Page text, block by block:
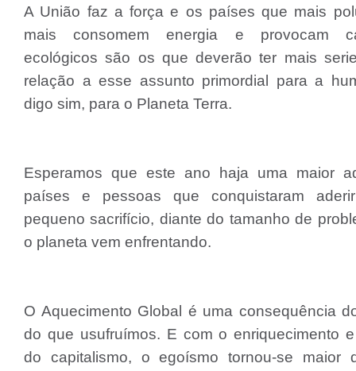
A União faz a força e os países que mais
mais consomem energia e provocam
ecológicos são os que deverão ter mais
relação a esse assunto primordial para a
digo sim, para o Planeta Terra.
Esperamos que este ano haja uma maior
países e pessoas que conquistaram
pequeno sacrifício, diante do tamanho de
o planeta vem enfrentando.
O Aquecimento Global é uma consequência
do que usufruímos. E com o enriquecimento
do capitalismo, o egoísmo tornou-se maior